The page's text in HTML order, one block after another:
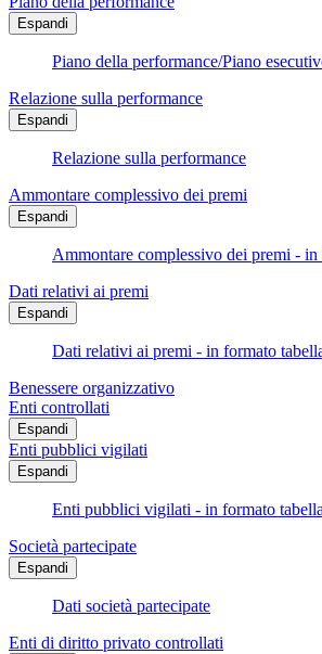
Espandi
Piano della performance/Piano
Relazione sulla performance
Espandi
Relazione sulla performance
Ammontare complessivo dei premi
Espandi
Ammontare complessivo dei premi -
Dati relativi ai premi
Espandi
Dati relativi ai premi - in formato
Benessere organizzativo
Enti controllati
Espandi
Enti pubblici vigilati
Espandi
Enti pubblici vigilati - in formato
Società partecipate
Espandi
Dati società partecipate
Enti di diritto privato controllati